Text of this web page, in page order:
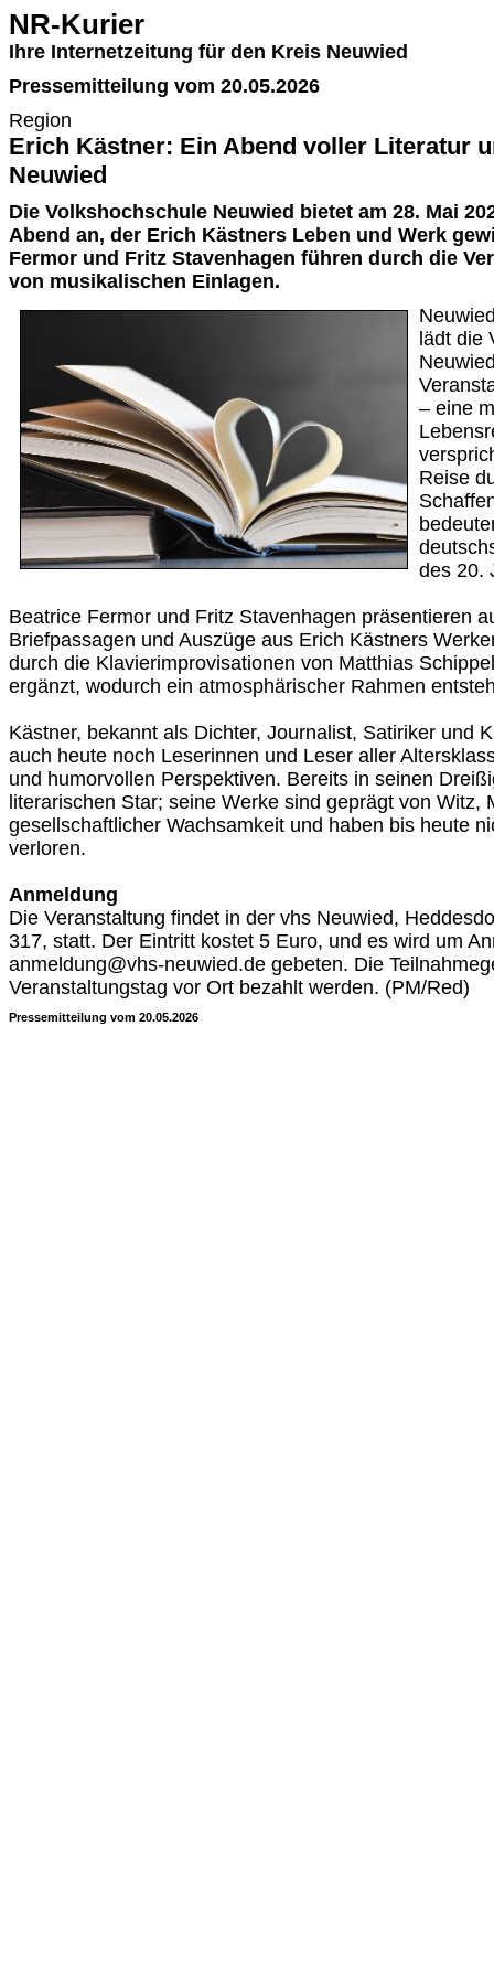
NR-Kurier
Ihre Internetzeitung für den Kreis Neuwied
Pressemitteilung vom 20.05.2026
Region
Erich Kästner: Ein Abend voller Literatur
Neuwied
Die Volkshochschule Neuwied bietet am 28. Mai
Abend an, der Erich Kästners Leben und Werk
Fermor und Fritz Stavenhagen führen durch die
von musikalischen Einlagen.
lädt die
– eine
Reise
des 20.
Beatrice Fermor und Fritz Stavenhagen präsentieren
Briefpassagen und Auszüge aus Erich Kästners
durch die Klavierimprovisationen von Matthias
ergänzt, wodurch ein atmosphärischer Rahmen
Kästner, bekannt als Dichter, Journalist, Satiriker und
auch heute noch Leserinnen und Leser aller
und humorvollen Perspektiven. Bereits in seinen
literarischen Star; seine Werke sind geprägt von Witz,
gesellschaftlicher Wachsamkeit und haben bis heute
verloren.
Anmeldung
Die Veranstaltung findet in der vhs Neuwied,
317, statt. Der Eintritt kostet 5 Euro, und es wird um
anmeldung@vhs-neuwied.de gebeten. Die
Veranstaltungstag vor Ort bezahlt werden. (PM/Red)
Pressemitteilung vom 20.05.2026